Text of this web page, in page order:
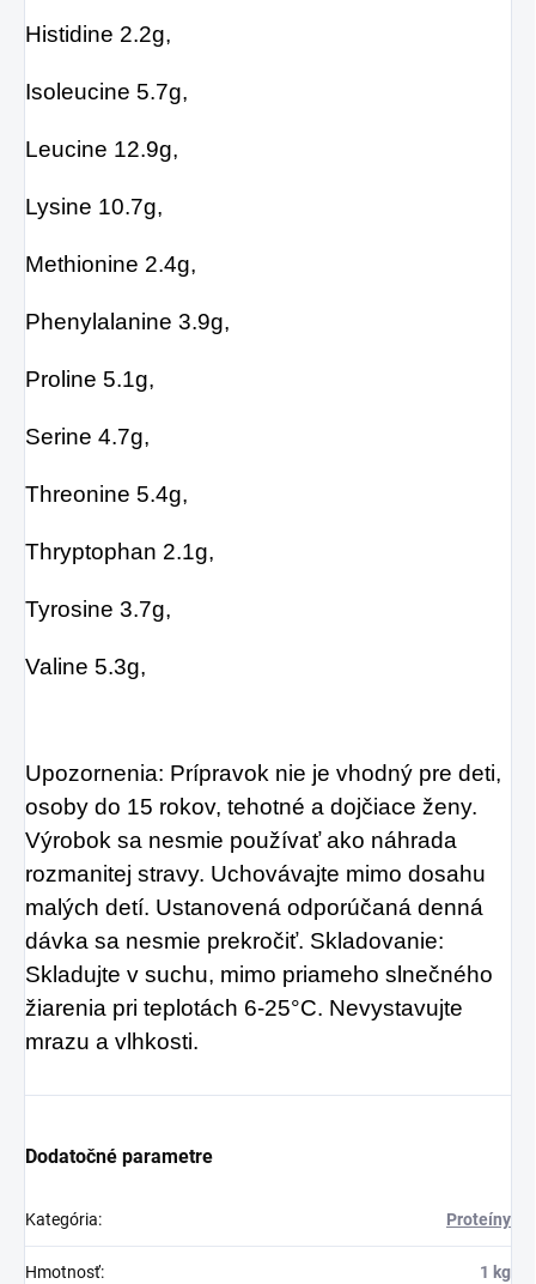
Histidine 2.2g,
Isoleucine 5.7g,
Leucine 12.9g,
Lysine 10.7g,
Methionine 2.4g,
Phenylalanine 3.9g,
Proline 5.1g,
Serine 4.7g,
Threonine 5.4g,
Thryptophan 2.1g,
Tyrosine 3.7g,
Valine 5.3g,
Upozornenia: Prípravok nie je vhodný pre deti,
osoby do 15 rokov, tehotné a dojčiace ženy.
Výrobok sa nesmie používať ako náhrada
rozmanitej stravy. Uchovávajte mimo dosahu
malých detí. Ustanovená odporúčaná denná
dávka sa nesmie prekročiť. Skladovanie:
Skladujte v suchu, mimo priameho slnečného
žiarenia pri teplotách 6-25°C. Nevystavujte
mrazu a vlhkosti.
Dodatočné parametre
Kategória: Proteíny
Hmotnosť: 1 kg